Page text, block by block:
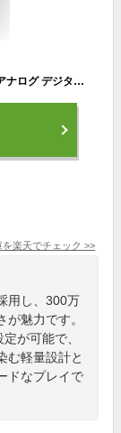
多ボタンゲームパッド 16ボタン 全ボタン連射対応 アナログ デジタル Xinput対応 振動機能付 日本製高耐久シリコンラバー使用 windows専用 EZ4-JYP62UBKX
を楽天でチェック >>
用し、300万
魅力です。
が可能で、
む軽量設計と
ドなプレイで